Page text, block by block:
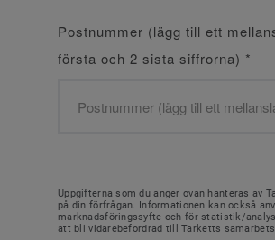
Postnummer (lägg till ett
första och 2 sista siffrorna) *
Uppgifterna som du anger ovan hanteras av
på din förfrågan. Informationen kan också
marknadsföringssyfte och för statistik/
att bli vidarebefordrad till Tarketts